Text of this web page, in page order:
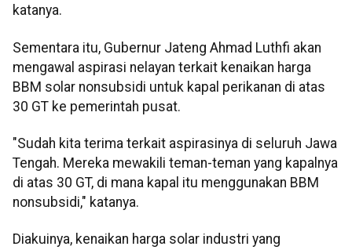
katanya.
Sementara itu, Gubernur Jateng Ahmad Luthfi akan
mengawal aspirasi nelayan terkait kenaikan harga
BBM solar nonsubsidi untuk kapal perikanan di atas
30 GT ke pemerintah pusat.
"Sudah kita terima terkait aspirasinya di seluruh Jawa
Tengah. Mereka mewakili teman-teman yang kapalnya
di atas 30 GT, di mana kapal itu menggunakan BBM
nonsubsidi," katanya.
Diakuinya, kenaikan harga solar industri yang